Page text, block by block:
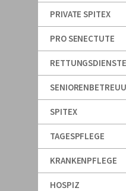
PRIVATE SPITEX
PRO SENECTUTE
RETTUNGSDIENSTE
SPITEX
TAGESPFLEGE
KRANKENPFLEGE
HOSPIZ